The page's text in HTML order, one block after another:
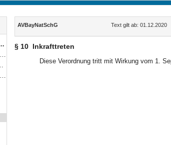
Inhalt
AVBayNatSchG Text gilt ab: 01.12.2020
§ 10 Inkrafttreten
Diese Verordnung tritt mit Wirkung vom 1.